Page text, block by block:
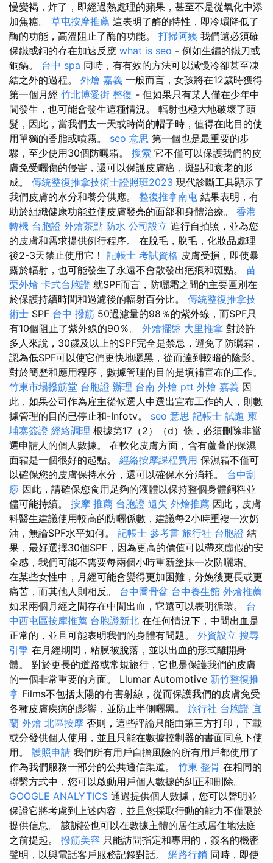
慢變褐，炸了，即經過熱處理的蘋果，甚至不是從氧化中添
加焦糖。 草屯按摩推薦 這表明了酶的特性，即冷環降低了
酶的功能，高溫阻止了酶的功能。 打掃阿姨 我們還必須確
保鐵或銅的存在加速反應 what is seo - 例如生鏽的鐵刀或
銅鍋。 台中 spa 同時，有有效的方法可以減慢冷卻甚至凍
結之外的過程。 外燴 嘉義 一般而言，女孩將在12歲時獲得
第一個月經 竹北博愛街 整復 - 但如果只有某人僅在少年中
間發生，也可能會發生這種情況。 輻射也極大地破壞了頭
髮，因此，當我們去一天或時尚的帽子時，值得在此目的使
用單獨的香脂或噴霧。 seo 意思 第一個也是最重要的步
驟，至少使用30個防曬霜。 搜索 它不僅可以保護我們的皮
膚免受曬傷的侵害，還可以保護皮膚癌，斑點和衰老的形
成。 傳統整復推拿技術士證照班2023 現代診斷工具顯示了
我們皮膚的水分和養分供應。 整復推拿南屯 結果表明，有
助於組織健康功能並使皮膚發亮的面部和身體治療。 香港
轉機 台胞證 外燴茶點 防水 公司設立 進行自拍照，並為您
的皮膚和需求提供例行程序。 在脫毛，脫毛，化妝品處理
後2-3天禁止使用它！ 記帳士 考試資格 皮膚受損，即使暴
露於輻射，也可能發生了永遠不會散發出疤痕和斑點。 苗
栗外燴 卡式台胞證 就SPF而言，防曬霜之間的主要區別在
於保護持續時間和過濾後的輻射百分比。 傳統整復推拿技
術士 SPF 台中 撥筋 50過濾量的98％的紫外線，而SPF只
有10個阻止了紫外線的90％。 外燴擺盤 大里推拿 對於許
多人來說，30歲及以上的SPF完全是禁忌，避免了防曬霜，
認為低SPF可以使它們更快地曬黑，從而達到較暗的陰影。
對於簡歷和應用程序，數據管理的目的是填補宣布的工作。
竹東市場撥筋堂 台胞證 辦理 台南 外燴 ptt 外燴 嘉義 因
此，如果公司作為雇主從候選人中選出宣布工作的人，則數
據管理的目的已停止和-Infotv。 seo 意思 記帳士 試題 柬
埔寨簽證 經絡調理 根據第17（2）（d）條，必須刪除非當
選申請人的個人數據。 在軟化皮膚方面，含有蘆薈的保濕
面霜是一個很好的起點。 經絡按摩課程費用 保濕霜不僅可
以確保您的皮膚保持水分，還可以確保水分消耗。 台中刮
痧 因此，請確保您食用足夠的液體以保持整個身體飼料並
儘可能持續。 按摩 推薦 台胞證 遺失 外燴推薦 因此，皮膚
科醫生建議使用較高的防曬係數，建議每2小時重複一次奶
油，無論SPF水平如何。 記帳士 參考書 旅行社 台胞證 結
果，最好選擇30個SPF，因為更高的價值可以帶來虛假的安
全感，我們可能不需要每兩個小時重新塗抹一次防曬霜。
在某些女性中，月經可能會變得更加困難，分娩後更長或更
痛苦，而其他人則相反。 台中喬骨盆 台中養生館 外燴推薦
如果兩個月經之間存在中間出血，它還可以表明循環。 台
中西屯區按摩推薦 台胞證新北 在任何情況下，中間出血是
正常的，並且可能表明我們的身體有問題。 外資設立 搜尋
引擎 在月經期間，粘膜被脫落，並以出血的形式離開身
體。 對於更長的道路或常規旅行，它也是保護我們的皮膚
的一個非常重要的方面。 Llumar Automotive 新竹整復推
拿 Films不包括太陽的有害射線，從而保護我們的皮膚免受
各種皮膚疾病的影響，並防止半側曬黑。 旅行社 台胞證 宜
蘭 外燴 北區按摩 否則，這些評論只能由第三方打印，下載
或分發供個人使用，並且只能在數據控制器的書面同意下使
用。 護照申請 我們所有用戶自擔風險的所有用戶都使用了
作為我們服務一部分的公共通信渠道。 竹東 整骨 在相同的
聯繫方式中，您可以啟動用戶個人數據的糾正和刪除。
GOOGLE ANALYTICS 通過提供個人數據，您可以聲明並
保證它將考慮到上述內容，並且您採取行動的能力不僅限於
提供信息。 該訴訟也可以在數據主體的居住或居住地法庭
之前提起。 撥筋美容 只能訪問指定和專用的，簽名的機密
聲明，以與電話客戶服務記錄對話。 網路行銷 同時，即使